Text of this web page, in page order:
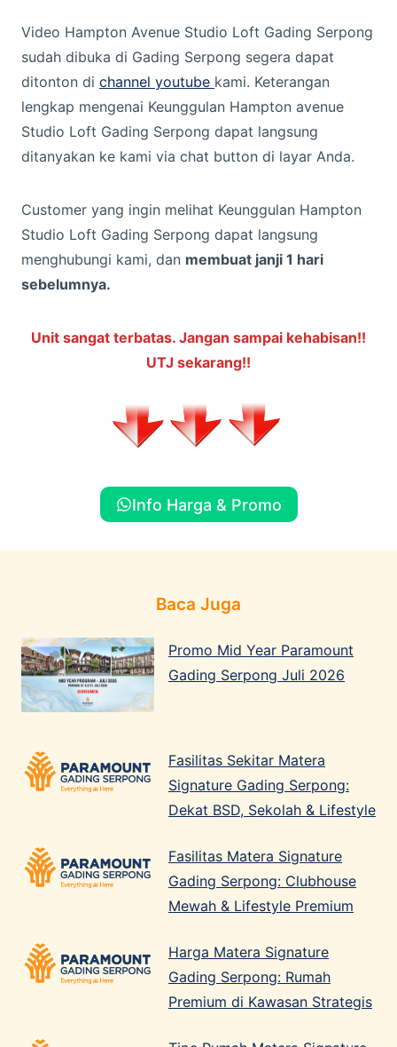
Video Hampton Avenue Studio Loft Gading Serpong
sudah dibuka di Gading Serpong segera dapat
ditonton di channel youtube kami. Keterangan
lengkap mengenai Keunggulan Hampton avenue
Studio Loft Gading Serpong dapat langsung
ditanyakan ke kami via chat button di layar Anda.
Customer yang ingin melihat Keunggulan Hampton
Studio Loft Gading Serpong dapat langsung
menghubungi kami, dan membuat janji 1 hari
sebelumnya.
Unit sangat terbatas. Jangan sampai kehabisan!!
UTJ sekarang!!
Info Harga & Promo
Baca Juga
Promo Mid Year Paramount
Gading Serpong Juli 2026
Fasilitas Sekitar Matera
Signature Gading Serpong:
Dekat BSD, Sekolah & Lifestyle
Fasilitas Matera Signature
Gading Serpong: Clubhouse
Mewah & Lifestyle Premium
Harga Matera Signature
Gading Serpong: Rumah
Premium di Kawasan Strategis